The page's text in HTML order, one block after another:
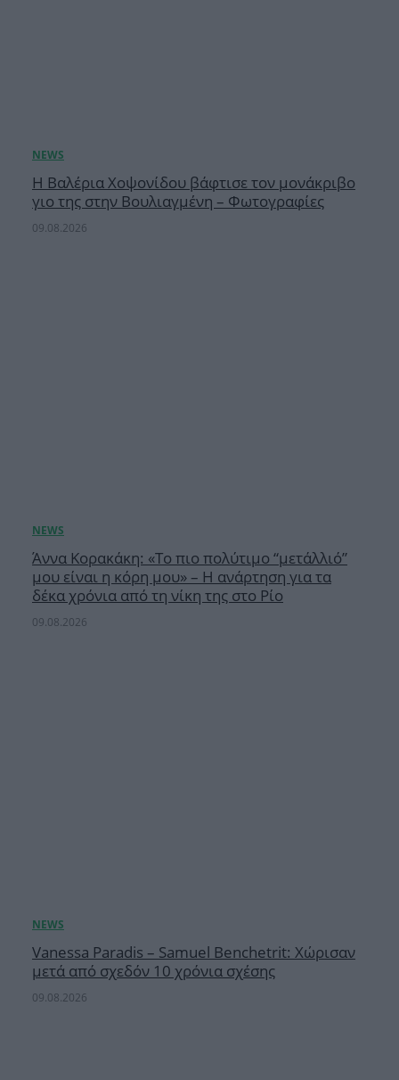
H Βαλέρια Χοψονίδου βάφτισε τον μονάκριβο
γιο της στην Βουλιαγμένη – Φωτογραφίες
09.08.2026
Άννα Κορακάκη: «Το πιο πολύτιμο “μετάλλιό”
μου είναι η κόρη μου» – Η ανάρτηση για τα
δέκα χρόνια από τη νίκη της στο Ρίο
09.08.2026
Vanessa Paradis – Samuel Benchetrit: Χώρισαν
μετά από σχεδόν 10 χρόνια σχέσης
09.08.2026